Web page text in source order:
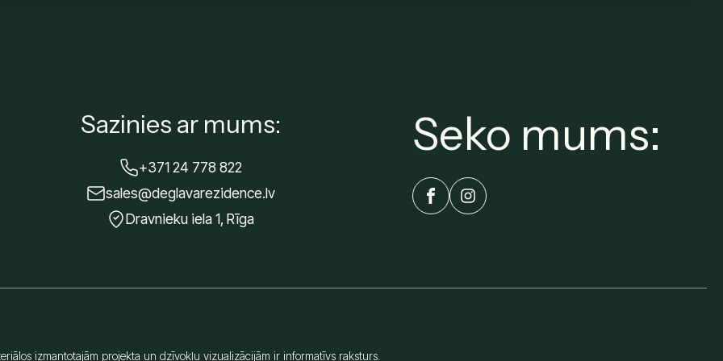
Sazinies ar mums:
+371 24 778 822
sales@deglavarezidence.lv
Dravnieku iela 1, Rīga
Seko mums:
izmantotajām projekta un dzīvokļu vizualizācijām ir informatīvs raksturs.